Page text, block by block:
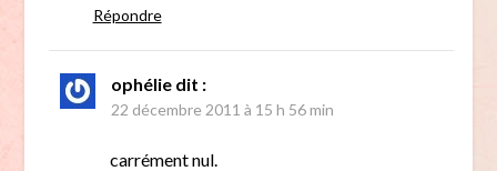
Répondre
ophélie dit :
22 décembre 2011 à 15 h 56 min
carrément nul.